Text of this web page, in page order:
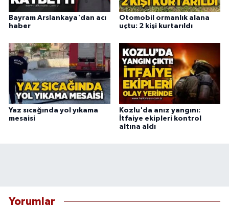
Bayram Arslankaya'dan acı
haber
Otomobil ormanlık alana
uçtu: 2 kişi kurtarıldı
Yaz sıcağında yol yıkama
mesaisi
Kozlu'da anız yangını:
İtfaiye ekipleri kontrol
altına aldı
Yorumlar